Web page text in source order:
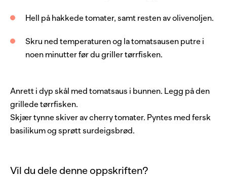
Hell på hakkede tomater, samt resten av olivenoljen.
Skru ned temperaturen og la tomatsausen putre i
noen minutter før du griller tørrfisken.
Anrett i dyp skål med tomatsaus i bunnen. Legg på den
grillede tørrfisken.
Skjær tynne skiver av cherry tomater. Pyntes med fersk
basilikum og sprøtt surdeigsbrød.
Vil du dele denne oppskriften?